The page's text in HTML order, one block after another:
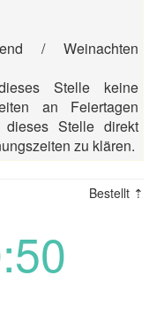
/ Weinachten
Stelle keine
an Feiertagen
Stelle direkt
zu klären.
Bestellt ⇡